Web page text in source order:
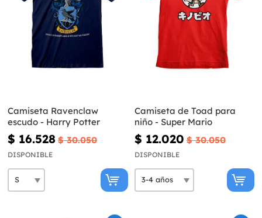
Camiseta Ravenclaw
escudo - Harry Potter
$ 16.528 $ 30.050
DISPONIBLE
Camiseta de Toad para
niño - Super Mario
$ 12.020 $ 30.050
DISPONIBLE